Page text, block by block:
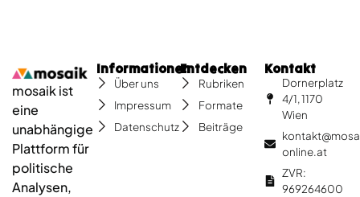
mosaik ist
eine
unabhängige
Plattform für
politische
Analysen,
Informationen
Über uns
Impressum
Datenschutz
Entdecken
Rubriken
Formate
Beiträge
Kontakt
Dornerplatz
4/1, 1170
Wien
online.at
ZVR:
969264600